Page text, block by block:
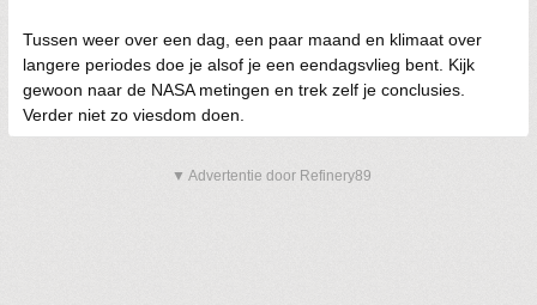
Tussen weer over een dag, een paar maand en klimaat over
langere periodes doe je alsof je een eendagsvlieg bent. Kijk
gewoon naar de NASA metingen en trek zelf je conclusies.
Verder niet zo viesdom doen.
▼ Advertentie door Refinery89